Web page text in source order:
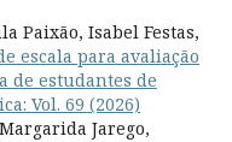
Paixão, Isabel Festas,
escala para avaliação
de estudantes de
Vol. 69 (2026)
Jarego,